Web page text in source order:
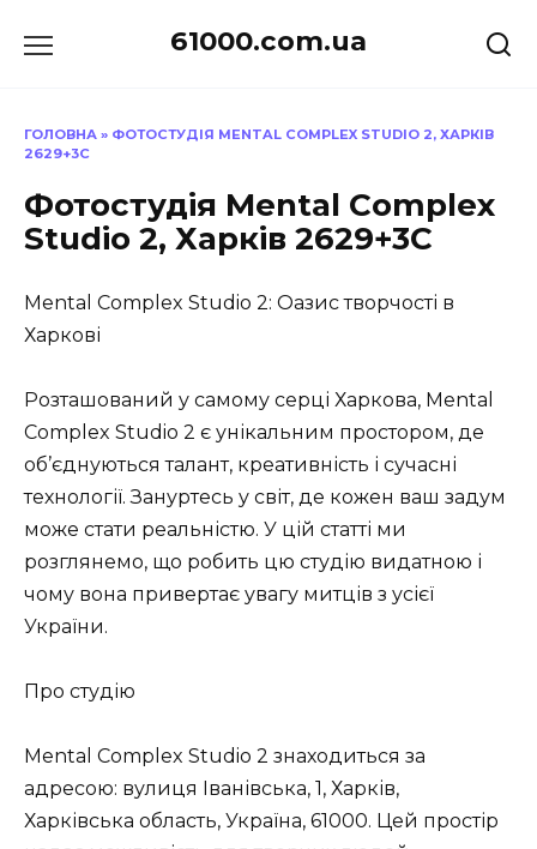
до
61000.com.ua
ГОЛОВНА » ФОТОСТУДІЯ MENTAL COMPLEX STUDIO 2, ХАРКІВ
2629+3C
Фотостудія Mental Complex
Studio 2, Харків 2629+3C
Mental Complex Studio 2: Оазис творчості в
Харкові
Розташований у самому серці Харкова, Mental
Complex Studio 2 є унікальним простором, де
об’єднуються талант, креативність і сучасні
технології. Зануртесь у світ, де кожен ваш задум
може стати реальністю. У цій статті ми
розглянемо, що робить цю студію видатною і
чому вона привертає увагу митців з усієї
України.
Про студію
Mental Complex Studio 2 знаходиться за
адресою: вулиця Іванівська, 1, Харків,
Харківська область, Україна, 61000. Цей простір